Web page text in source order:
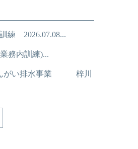
練 2026.07.08...
務内訓練)...
がい排水事業 梓川